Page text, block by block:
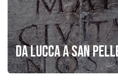
Da Lucca a San